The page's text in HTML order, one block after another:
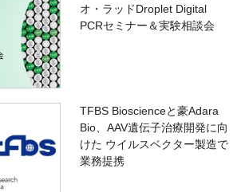
オ・ラッドDroplet Digital
PCRセミナー＆実験相談会
TFBS Bioscienceと豪Adara
Bio、AAV遺伝子治療開発に向
けた ウイルスベクター製造で
業務提携